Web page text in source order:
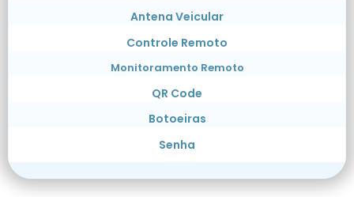
Antena Veicular
Controle Remoto
Monitoramento Remoto
QR Code
Botoeiras
Senha